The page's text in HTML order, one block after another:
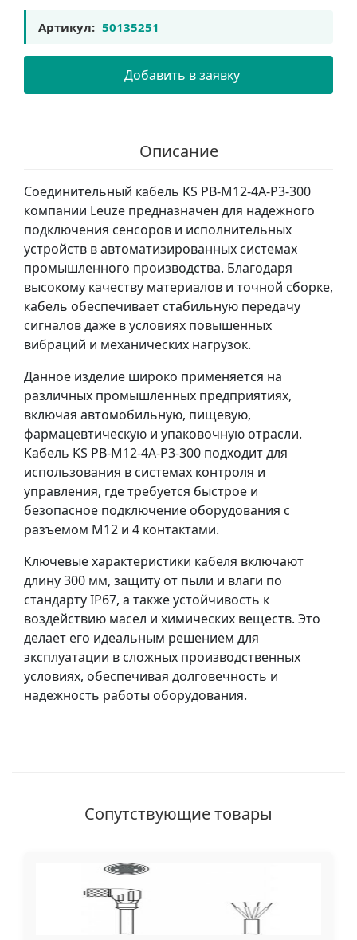
Артикул: 50135251
Добавить в заявку
Описание
Соединительный кабель KS PB-M12-4A-P3-300
компании Leuze предназначен для надежного
подключения сенсоров и исполнительных
устройств в автоматизированных системах
промышленного производства. Благодаря
высокому качеству материалов и точной сборке,
кабель обеспечивает стабильную передачу
сигналов даже в условиях повышенных
вибраций и механических нагрузок.
Данное изделие широко применяется на
различных промышленных предприятиях,
включая автомобильную, пищевую,
фармацевтическую и упаковочную отрасли.
Кабель KS PB-M12-4A-P3-300 подходит для
использования в системах контроля и
управления, где требуется быстрое и
безопасное подключение оборудования с
разъемом M12 и 4 контактами.
Ключевые характеристики кабеля включают
длину 300 мм, защиту от пыли и влаги по
стандарту IP67, а также устойчивость к
воздействию масел и химических веществ. Это
делает его идеальным решением для
эксплуатации в сложных производственных
условиях, обеспечивая долговечность и
надежность работы оборудования.
Сопутствующие товары